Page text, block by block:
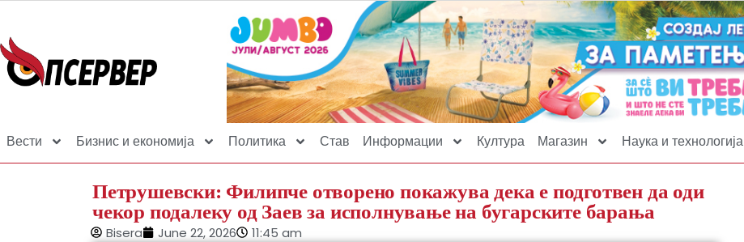
Вести Бизнис и економија Политика Став Информации Култура Магазин Наука и технологија
Петрушевски: Филипче отворено покажува дека е подготвен да оди
чекор подалеку од Заев за исполнување на бугарските барања
Bisera June 22, 2026 11:45 am